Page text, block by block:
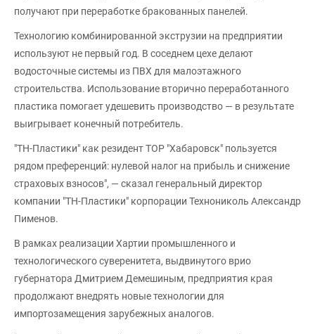
получают при переработке бракованных панелей.
Технологию комбинированной экструзии на предприятии
используют не первый год. В соседнем цехе делают
водосточные системы из ПВХ для малоэтажного
строительства. Использование вторично переработанного
пластика помогает удешевить производство — в результате
выигрывает конечный потребитель.
"ТН-Пластики" как резидент ТОР "Хабаровск" пользуется
рядом преференций: нулевой налог на прибыль и снижение
страховых взносов", — сказал генеральный директор
компании "ТН-Пластики" корпорации Технониколь Александр
Пименов.
В рамках реализации Хартии промышленного и
технологического суверенитета, выдвинутого врио
губернатора Дмитрием Демешиным, предприятия края
продолжают внедрять новые технологии для
импортозамещения зарубежных аналогов.